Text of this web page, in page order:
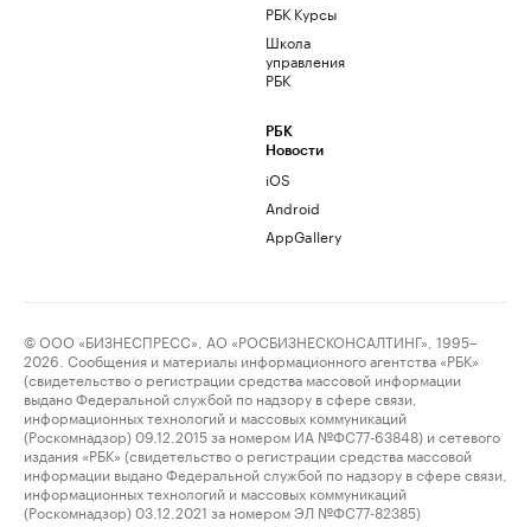
РБК Курсы
Школа
управления
РБК
РБК
Новости
iOS
Android
AppGallery
© ООО «БИЗНЕСПРЕСС», АО «РОСБИЗНЕСКОНСАЛТИНГ», 1995–
2026. Сообщения и материалы информационного агентства «РБК»
(свидетельство о регистрации средства массовой информации
выдано Федеральной службой по надзору в сфере связи,
информационных технологий и массовых коммуникаций
(Роскомнадзор) 09.12.2015 за номером ИА №ФС77-63848) и сетевого
издания «РБК» (свидетельство о регистрации средства массовой
информации выдано Федеральной службой по надзору в сфере связи,
информационных технологий и массовых коммуникаций
(Роскомнадзор) 03.12.2021 за номером ЭЛ №ФС77-82385)